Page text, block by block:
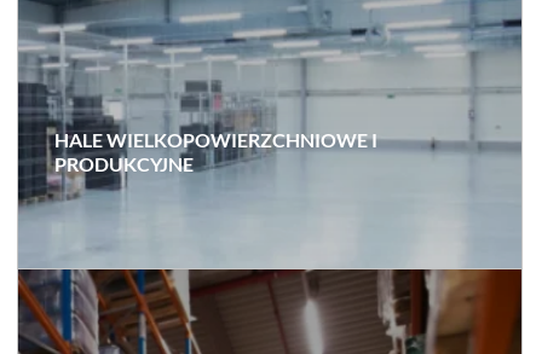
HALE WIELKOPOWIERZCHNIOWE I
PRODUKCYJNE